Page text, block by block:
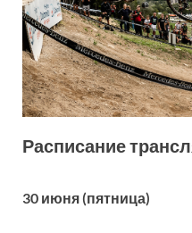
Расписание
30 июня (пятница)